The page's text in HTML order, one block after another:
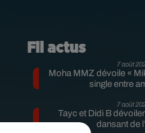
Fil actus
7 août
Moha MMZ dévoile «
single entre
7 août
Tayc et Didi B
dansant de